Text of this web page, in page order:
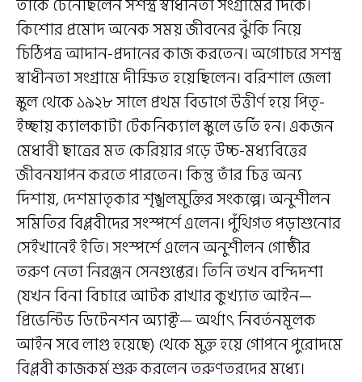
তাঁকে টেনেছিলেন সশস্ত্র স্বাধীনতা সংগ্রামের দিকে।
কিশোর প্রমোদ অনেক সময় জীবনের ঝুঁকি নিয়ে
চিঠিপত্র আদান-প্রদানের কাজ করতেন। অগোচরে সশস্ত্র
স্বাধীনতা সংগ্রামে দীক্ষিত হয়েছিলেন। বরিশাল জেলা
স্কুল থেকে ১৯২৮ সালে প্রথম বিভাগে উত্তীর্ণ হয়ে পিতৃ-
ইচ্ছায় ক্যালকাটা টেকনিক্যাল স্কুলে ভর্তি হন। একজন
মেধাবী ছাত্রের মত কেরিয়ার গড়ে উচ্চ-মধ্যবিত্তের
জীবনযাপন করতে পারতেন। কিন্তু তাঁর চিত্ত অন্য
দিশায়, দেশমাতৃকার শৃঙ্খলমুক্তির সংকল্পে। অনুশীলন
সমিতির বিপ্লবীদের সংস্পর্শে এলেন। পুঁথিগত পড়াশুনোর
সেইখানেই ইতি। সংস্পর্শে এলেন অনুশীলন গোষ্ঠীর
তরুণ নেতা নিরঞ্জন সেনগুপ্তের। তিনি তখন বন্দিদশা
(যখন বিনা বিচারে আটক রাখার কুখ্যাত আইন—
প্রিভেন্টিভ ডিটেনশন অ্যাক্ট— অর্থাৎ নিবর্তনমূলক
আইন সবে লাগু হয়েছে) থেকে মুক্ত হয়ে গোপনে পুরোদমে
বিপ্লবী কাজকর্ম শুরু করলেন তরুণতরদের মধ্যে।